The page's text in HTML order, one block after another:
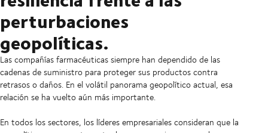
perturbaciones
geopolíticas.
Las compañías farmacéuticas siempre han dependido de las
cadenas de suministro para proteger sus productos contra
retrasos o daños. En el volátil panorama geopolítico actual, esa
relación se ha vuelto aún más importante.
En todos los sectores, los líderes empresariales consideran que la